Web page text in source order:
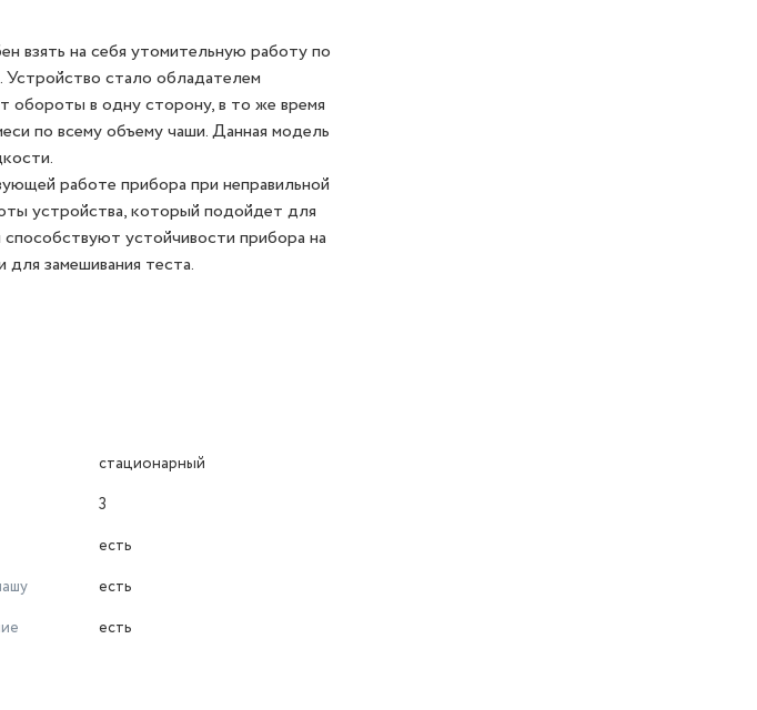
взять на себя утомительную работу по
Устройство стало обладателем
обороты в одну сторону, в то же время
по всему объему чаши. Данная модель
работе прибора при неправильной
устройства, который подойдет для
устойчивости прибора на
замешивания теста.
стационарный
3
есть
есть
есть